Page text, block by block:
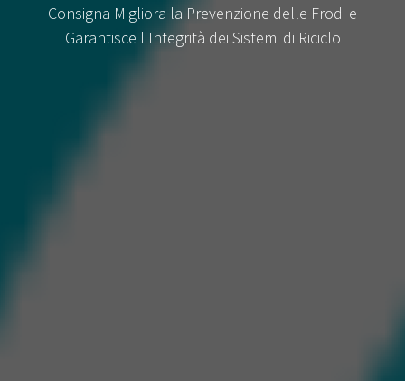
Consigna Migliora la Prevenzione delle Frodi e
Garantisce l'Integrità dei Sistemi di Riciclo